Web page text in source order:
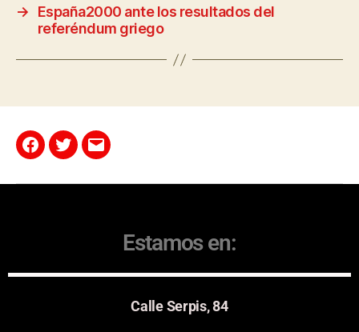
→
España2000 ante los resultados del
referéndum griego
Estamos en:
Calle Serpis, 84